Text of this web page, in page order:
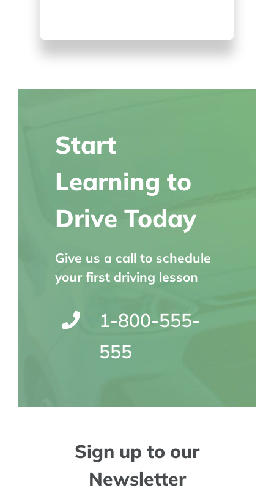
Start
Learning to
Drive Today
Give us a call to schedule
your first driving lesson
1-800-555-
555
Sign up to our
Newsletter